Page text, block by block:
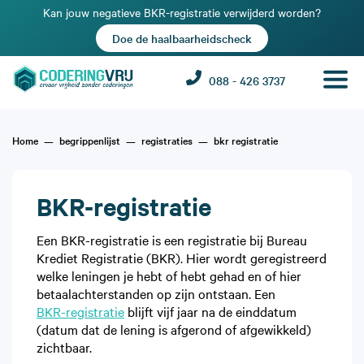
Kan jouw negatieve BKR-registratie verwijderd worden?
Doe de haalbaarheidscheck
088 - 426 3737
Home begrippenlijst registraties bkr registratie
BKR-registratie
Een BKR-registratie is een registratie bij Bureau
Krediet Registratie (BKR). Hier wordt geregistreerd
welke leningen je hebt of hebt gehad en of hier
betaalachterstanden op zijn ontstaan. Een
BKR-registratie blijft vijf jaar na de einddatum
(datum dat de lening is afgerond of afgewikkeld)
zichtbaar.